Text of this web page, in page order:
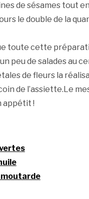
de sésames tout
le double de la
toute cette
peu de salades au
de fleurs la
de l’assiette.Le
appétit !